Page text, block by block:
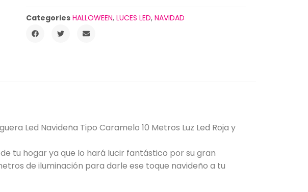
Categories HALLOWEEN,LUCES LED,NAVIDAD
Led Navideña Tipo Caramelo 10 Metros Luz Led Roja y
tu hogar ya que lo hará lucir fantástico por su gran
de iluminación para darle ese toque navideño a tu